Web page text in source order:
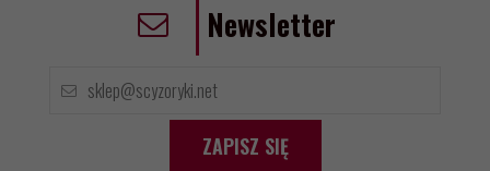
Newsletter
ZAPISZ SIĘ